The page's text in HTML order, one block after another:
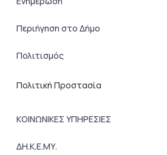
Περιήγηση στο Δήμο
Πολιτισμός
Πολιτική Προστασία
ΚΟΙΝΩΝΙΚΕΣ ΥΠΗΡΕΣΙΕΣ
ΔΗ.Κ.Ε.ΜΥ.